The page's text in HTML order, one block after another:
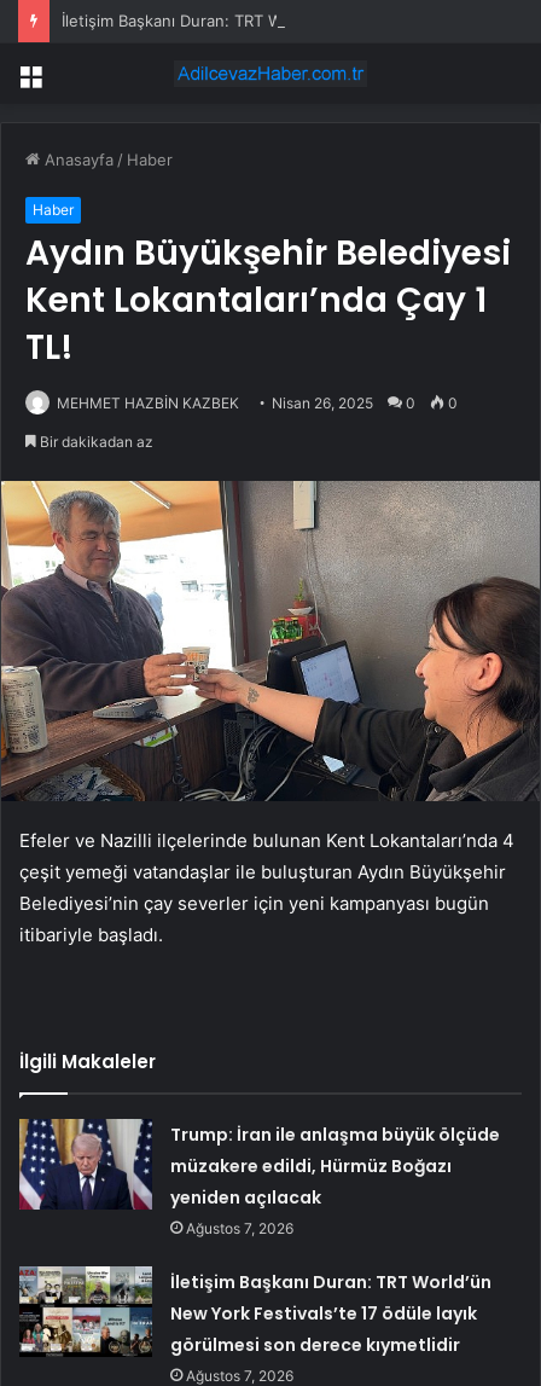
Menü
Anasayfa / Haber
Haber
Aydın Büyükşehir Belediyesi
Kent Lokantaları’nda Çay 1
TL!
MEHMET HAZBİN KAZBEK Nisan 26, 2025 0 0
Bir dakikadan az
Efeler ve Nazilli ilçelerinde bulunan Kent Lokantaları’nda 4
çeşit yemeği vatandaşlar ile buluşturan Aydın Büyükşehir
Belediyesi’nin çay severler için yeni kampanyası bugün
itibariyle başladı.
İlgili Makaleler
Trump: İran ile anlaşma büyük ölçüde
müzakere edildi, Hürmüz Boğazı
yeniden açılacak
Ağustos 7, 2026
İletişim Başkanı Duran: TRT World’ün
New York Festivals’te 17 ödüle layık
görülmesi son derece kıymetlidir
Ağustos 7, 2026